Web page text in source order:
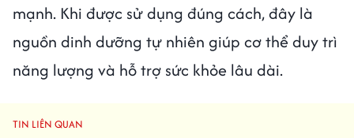
mạnh. Khi được sử dụng đúng cách, đây là
nguồn dinh dưỡng tự nhiên giúp cơ thể duy trì
năng lượng và hỗ trợ sức khỏe lâu dài.
TIN LIÊN QUAN